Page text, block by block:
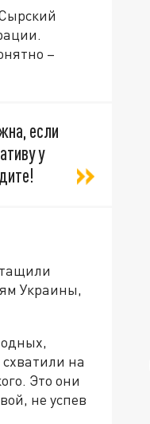
–
если
у
Украины,
на
Это они
не успев